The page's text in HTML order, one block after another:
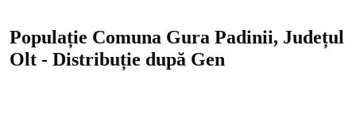
Populație Comuna Gura Padinii, Județul
Olt - Distribuție după Gen